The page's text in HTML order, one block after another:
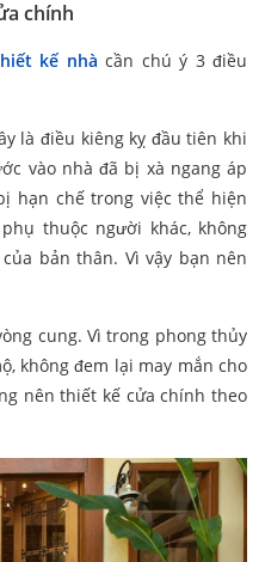
chính
kế nhà cần chú ý 3 điều
là điều kiêng kỵ đầu tiên khi
vào nhà đã bị xà ngang áp
hạn chế trong việc thể hiện
thuộc người khác, không
bản thân. Vì vậy bạn nên
cung. Vì trong phong thủy
không đem lại may mắn cho
nên thiết kế cửa chính theo